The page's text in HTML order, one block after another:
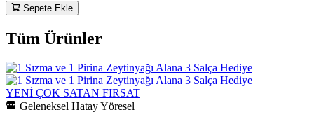
Sepete Ekle
Tüm Ürünler
YENİ ÇOK SATAN FIRSAT
Geleneksel Hatay Yöresel